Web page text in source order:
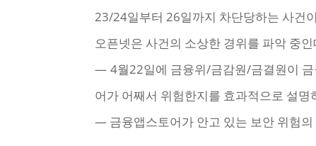
23/24일부터 26일까지 차단당하는 사건
오픈넷은 사건의 소상한 경위를 파악 중
— 4월22일에 금융위/금감원/금결원이 금
어가 어째서 위험한지를 효과적으로 설명
— 금융앱스토어가 안고 있는 보안 위험